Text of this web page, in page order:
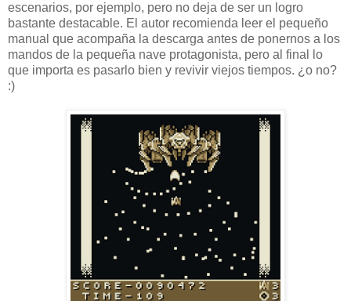
escenarios, por ejemplo, pero no deja de ser un logro
bastante destacable. El autor recomienda leer el pequeño
manual que acompaña la descarga antes de ponernos a los
mandos de la pequeña nave protagonista, pero al final lo
que importa es pasarlo bien y revivir viejos tiempos. ¿o no?
:)